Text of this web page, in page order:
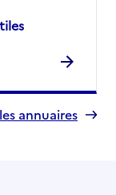
annuaires